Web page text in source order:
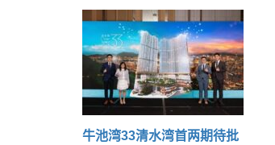
牛池湾33清水湾首两期待批